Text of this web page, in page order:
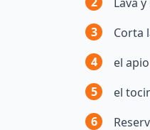
3
Corta
4
el apio
5
el
6